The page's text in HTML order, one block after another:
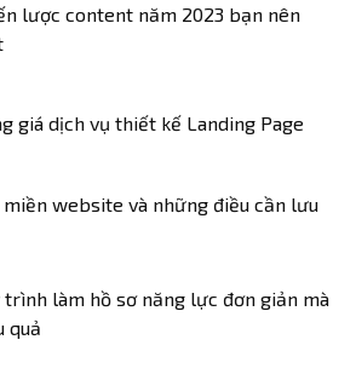
lược content năm 2023 bạn nên
giá dịch vụ thiết kế Landing Page
miền website và những điều cần lưu
trình làm hồ sơ năng lực đơn giản mà
quả